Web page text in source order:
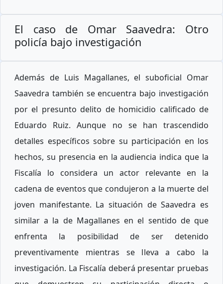
El caso de Omar Saavedra: Otro
policía bajo investigación
Además de Luis Magallanes, el suboficial Omar
Saavedra también se encuentra bajo investigación
por el presunto delito de homicidio calificado de
Eduardo Ruiz. Aunque no se han trascendido
detalles específicos sobre su participación en los
hechos, su presencia en la audiencia indica que la
Fiscalía lo considera un actor relevante en la
cadena de eventos que condujeron a la muerte del
joven manifestante. La situación de Saavedra es
similar a la de Magallanes en el sentido de que
enfrenta la posibilidad de ser detenido
preventivamente mientras se lleva a cabo la
investigación. La Fiscalía deberá presentar pruebas